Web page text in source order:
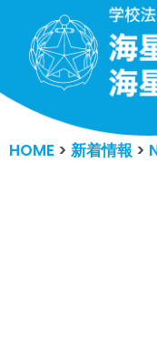
コ
テ
ツ
HOME > 新着情報>